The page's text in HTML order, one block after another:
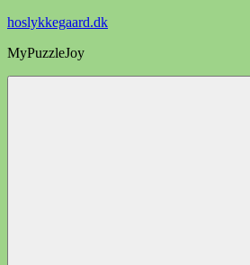
Videre
indhold
hoslykkegaard.dk
MyPuzzleJoy